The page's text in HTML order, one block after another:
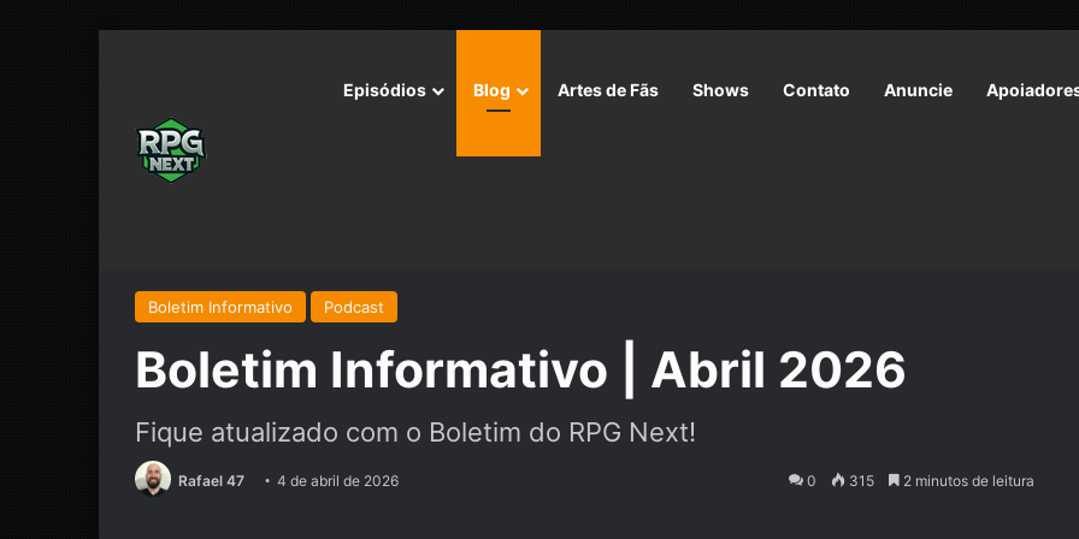
Episódios Blog Artes de Fãs Shows Contato Anuncie
Boletim Informativo Podcast
Boletim Informativo | Abril 2026
Fique atualizado com o Boletim do RPG Next!
Rafael 47 4 de abril de 2026 0 315 2 minutos de leitura